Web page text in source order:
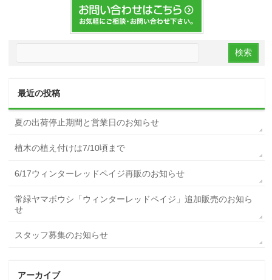
最近の投稿
夏の出荷停止期間と営業日のお知らせ
植木の植え付けは7/10頃まで
6/17ウィンターレッドペイジ再販のお知らせ
常緑ヤマボウシ「ウィンターレッドペイジ」追加販売のお知ら
せ
スタッフ募集のお知らせ
アーカイブ